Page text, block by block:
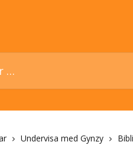
Undervisa med Gynzy